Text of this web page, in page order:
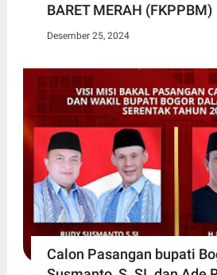
BARET MERAH (FKPPBM)
Desember 25, 2024
Calon Pasangan bupati